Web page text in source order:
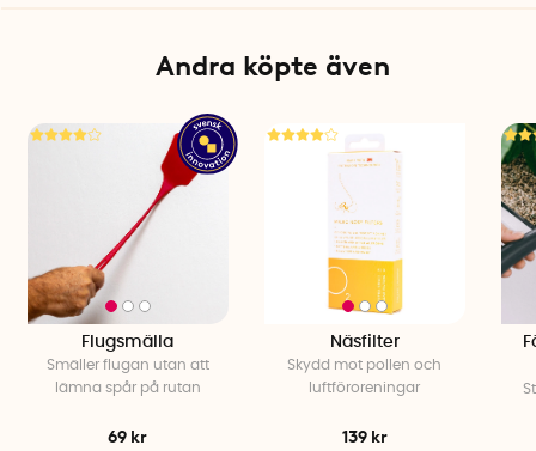
Andra köpte även
Flugsmälla
Smäller flugan utan att
lämna spår på rutan
69 kr
Näsfilter
Skydd mot pollen och
luftföroreningar
139 kr